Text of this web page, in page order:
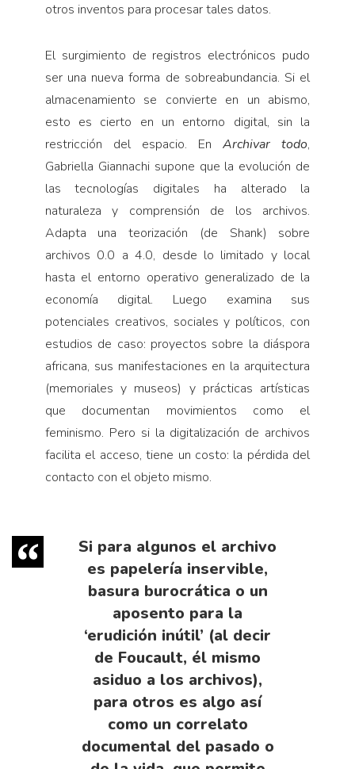
otros inventos para procesar tales datos.
El surgimiento de registros electrónicos pudo
ser una nueva forma de sobreabundancia. Si el
almacenamiento se convierte en un abismo,
esto es cierto en un entorno digital, sin la
restricción del espacio. EnArchivar todo,
Gabriella Giannachi supone que la evolución de
las tecnologías digitales ha alterado la
naturaleza y comprensión de los archivos.
Adapta una teorización (de Shank) sobre
archivos 0.0 a 4.0, desde lo limitado y local
hasta el entorno operativo generalizado de la
economía digital. Luego examina sus
potenciales creativos, sociales y políticos, con
estudios de caso: proyectos sobre la diáspora
africana, sus manifestaciones en la arquitectura
(memoriales y museos) y prácticas artísticas
que documentan movimientos como el
feminismo. Pero si la digitalización de archivos
facilita el acceso, tiene un costo: la pérdida del
contacto con el objeto mismo.
Si para algunos el archivo
es papelería inservible,
basura burocrática o un
aposento para la
‘erudición inútil’ (al decir
de Foucault, él mismo
asiduo a los archivos),
para otros es algo así
como un correlato
documental del pasado o